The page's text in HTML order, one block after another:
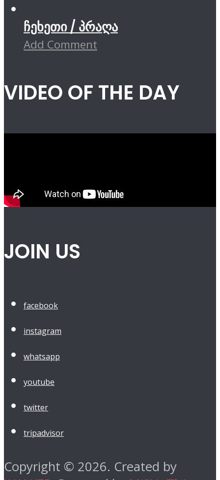
ჩეხეთი / პრაღა
Add Comment
VIDEO OF THE DAY
JOIN US
facebook
instagram
whatsapp
youtube
twitter
tripadvisor
Copyright © 2026. Created by